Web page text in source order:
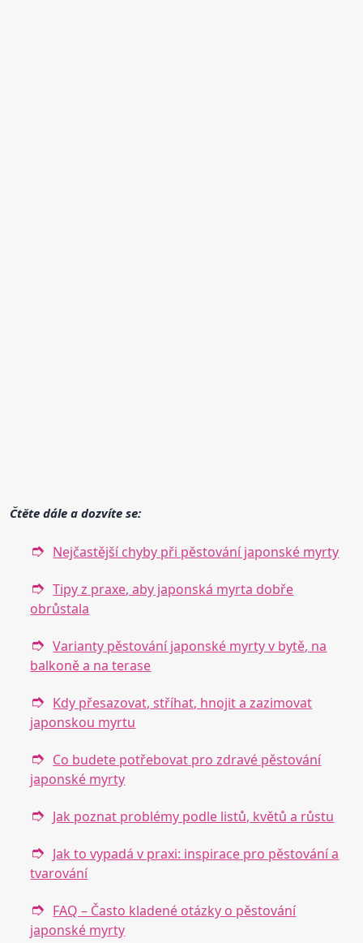
Čtěte dále a dozvíte se:
Nejčastější chyby při pěstování japonské myrty
Tipy z praxe, aby japonská myrta dobře
obrůstala
Varianty pěstování japonské myrty v bytě, na
balkoně a na terase
Kdy přesazovat, stříhat, hnojit a zazimovat
japonskou myrtu
Co budete potřebovat pro zdravé pěstování
japonské myrty
Jak poznat problémy podle listů, květů a růstu
Jak to vypadá v praxi: inspirace pro pěstování a
tvarování
FAQ – Často kladené otázky o pěstování
japonské myrty